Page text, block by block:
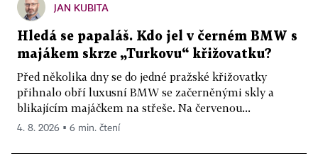
JAN KUBITA
Hledá se papaláš. Kdo jel v černém BMW s
majákem skrze „Turkovu“ křižovatku?
Před několika dny se do jedné pražské křižovatky
přihnalo obří luxusní BMW se začerněnými skly a
blikajícím majáčkem na střeše. Na červenou...
4. 8. 2026 ▪ 6 min. čtení